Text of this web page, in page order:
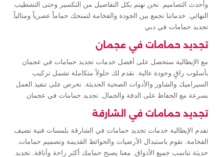
وأحدث التصاميم. نحن نهتم بكل التفاصيل من التكسير وحتى التشطيب
النهائي. خدماتنا تجمع بين الجودة والفخامة لتمنحك حماماً عصرياً ومثالياً.
تجديد حمامات في دبي
تجديد حمامات في عجمان
مع الإيطالية ستحصل على أفضل خدمات تجديد حمامات في عجمان
بأسلوب راقٍ وجودة عالية. نقدم لك حلولاً متكاملة تشمل تركيب
السيراميك والشاور والأدوات الصحية الحديثة. نحرص على تنفيذ العمل
بسرعة مع الحفاظ على الدقة والجمال. تجديد حمامات في عجمان
تجديد حمامات في الشارقة
تقدم الإيطالية خدمات تجديد حمامات في الشارقة بلمسات فنية تضيف
الفخامة. نقوم باستبدال الأرضيات والحوائط القديمة وتصميم حمامات
حديثة تناسب جميع الأذواق. معنا يصبح حمامك أكثر راحة وأناقة. تجديد